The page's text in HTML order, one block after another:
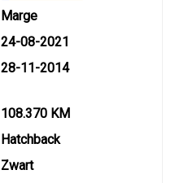
Marge
24-08-2021
28-11-2014
108.370 KM
Hatchback
Zwart